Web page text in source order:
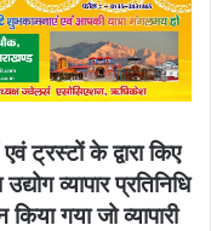
ट्रस्टों के द्वारा किए
व्यापार प्रतिनिधि
गया जो व्यापारी